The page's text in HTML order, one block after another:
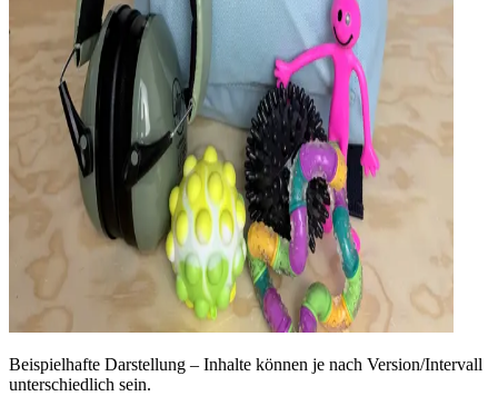
Beispielhafte Darstellung – Inhalte können je nach Version/Intervall
unterschiedlich sein.